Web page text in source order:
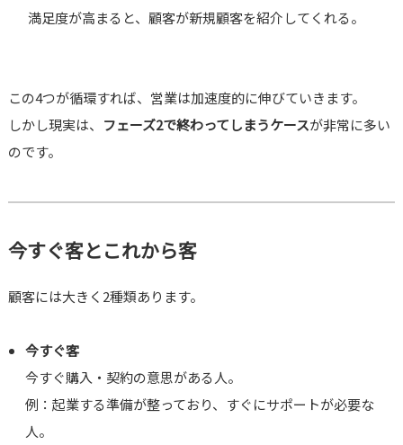
満足度が高まると、顧客が新規顧客を紹介してくれる。
この4つが循環すれば、営業は加速度的に伸びていきます。
しかし現実は、 フェーズ2で終わってしまうケースが非常に多い
のです。
今すぐ客とこれから客
顧客には大きく2種類あります。
今すぐ客
今すぐ購入・契約の意思がある人。
例：起業する準備が整っており、すぐにサポートが必要な
人。